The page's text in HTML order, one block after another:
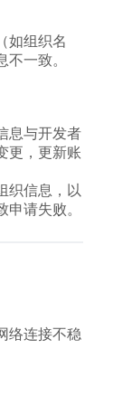
如组织名
一致。
息与开发者
更，更新账
织信息，以
请失败。
络连接不稳